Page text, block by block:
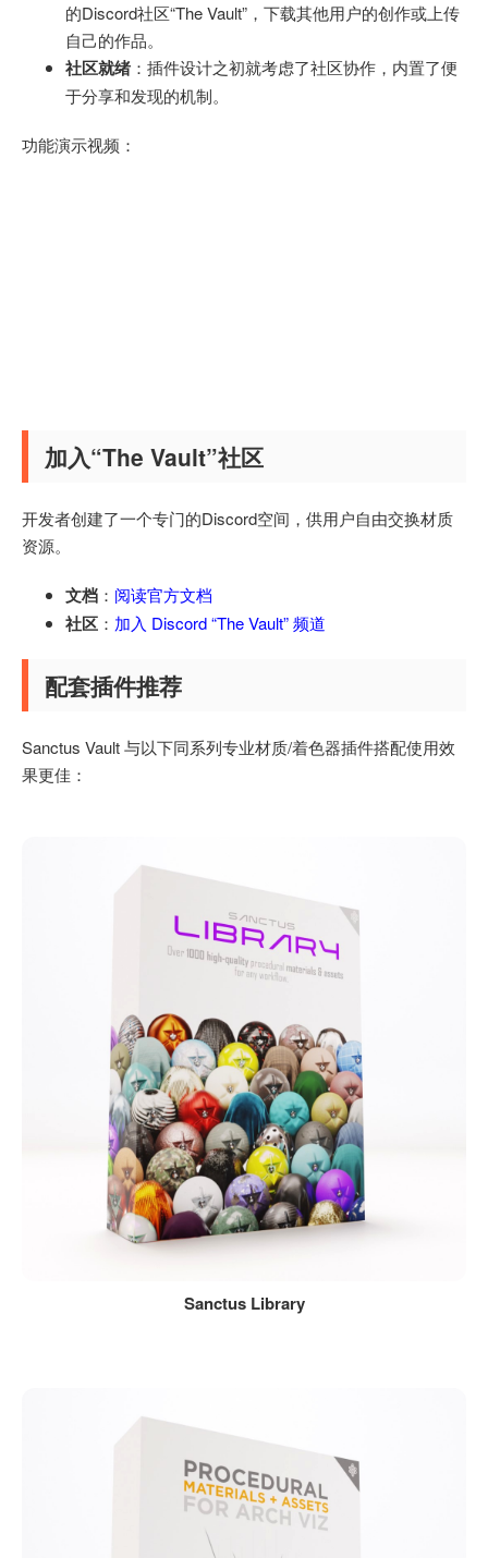
的Discord社区“The Vault”，下载其他用户的创作或上传
自己的作品。
社区就绪 ：插件设计之初就考虑了社区协作，内置了便
于分享和发现的机制。
功能演示视频：
加入“The Vault”社区
开发者创建了一个专门的Discord空间，供用户自由交换材质
资源。
文档 ： 阅读官方文档
社区 ： 加入 Discord “The Vault” 频道
配套插件推荐
Sanctus Vault 与以下同系列专业材质/着色器插件搭配使用效
果更佳：
Sanctus Library